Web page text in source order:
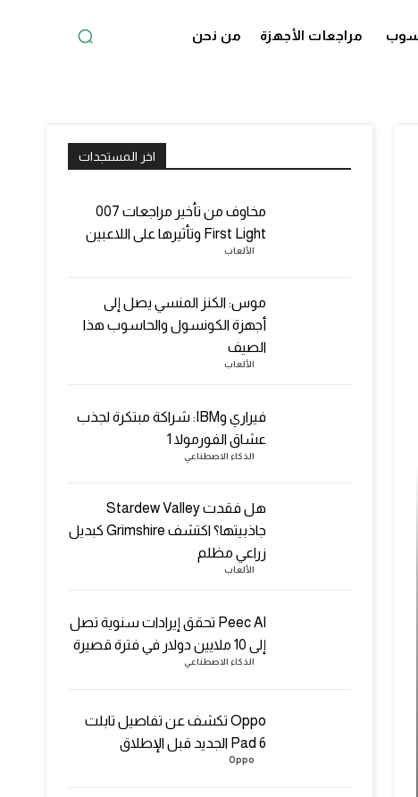
مراجعات الأجهزة من نحن
اخر المستجدات
مخاوف من تأخير مراجعات 007
First Light وتأثيرها على اللاعبين
الألعاب
موس: الكنز المنسي يصل إلى
أجهزة الكونسول والحاسوب هذا
الصيف
الألعاب
فيراري وIBM: شراكة مبتكرة لجذب
عشاق الفورمولا 1
الذكاء الاصطناعي
هل فقدت Stardew Valley
جاذبيتها؟ اكتشف Grimshire كبديل
زراعي مظلم
الألعاب
Peec AI تحقق إيرادات سنوية تصل
إلى 10 ملايين دولار في فترة قصيرة
الذكاء الاصطناعي
Oppo تكشف عن تفاصيل تابلت
Pad 6 الجديد قبل الإطلاق
Oppo